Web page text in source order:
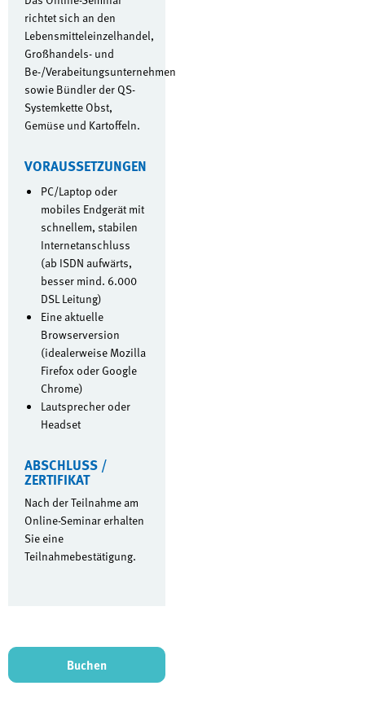
richtet sich an den
Lebensmitteleinzelhandel,
Großhandels- und
Be-/Verabeitungsunternehmen
sowie Bündler der QS-
Systemkette Obst,
Gemüse und Kartoffeln.
VORAUSSETZUNGEN
PC/Laptop oder
mobiles Endgerät mit
schnellem, stabilen
Internetanschluss
(ab ISDN aufwärts,
besser mind. 6.000
DSL Leitung)
Eine aktuelle
Browserversion
(idealerweise Mozilla
Firefox oder Google
Chrome)
Lautsprecher oder
Headset
ABSCHLUSS /
ZERTIFIKAT
Nach der Teilnahme am
Online-Seminar erhalten
Sie eine
Teilnahmebestätigung.
Buchen